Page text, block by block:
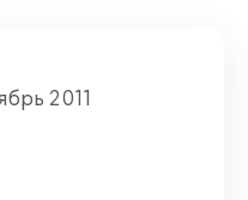
2011